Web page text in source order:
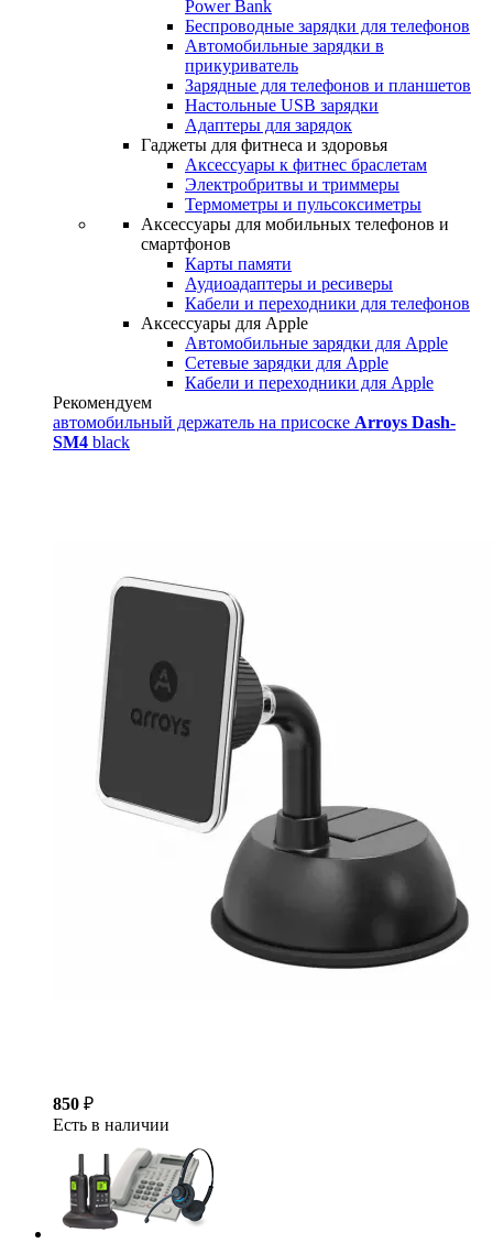
Power Bank
Беспроводные зарядки для телефонов
Автомобильные зарядки в
прикуриватель
Зарядные для телефонов и планшетов
Настольные USB зарядки
Адаптеры для зарядок
Гаджеты для фитнеса и здоровья
Аксессуары к фитнес браслетам
Электробритвы и триммеры
Термометры и пульсоксиметры
Аксессуары для мобильных телефонов и
смартфонов
Карты памяти
Аудиоадаптеры и ресиверы
Кабели и переходники для телефонов
Аксессуары для Apple
Автомобильные зарядки для Apple
Сетевые зарядки для Apple
Кабели и переходники для Apple
Рекомендуем
автомобильный держатель на присоске Arroys Dash-
SM4 black
850 ₽
Есть в наличии